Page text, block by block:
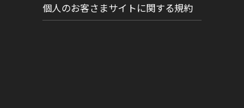
個人のお客さまサイトに関する規約